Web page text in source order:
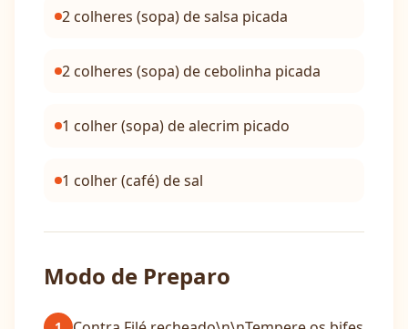
2 colheres (sopa) de salsa picada
2 colheres (sopa) de cebolinha picada
1 colher (sopa) de alecrim picado
1 colher (café) de sal
Modo de Preparo